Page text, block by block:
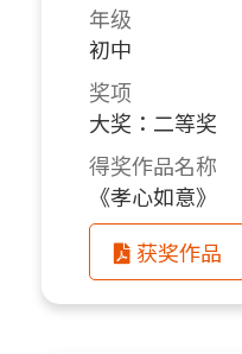
年级
初中
奖项
大奖：二等奖
得奖作品名称
《孝心如意》
获奖作品